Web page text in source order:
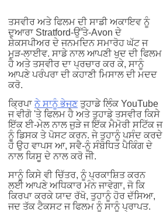
ਤਸਵੀਰ ਅਤੇ ਫਿਲਮ ਦੀ ਸਾਡੀ ਅਕਾਇਵ ਨੂੰ
ਦੁਆਰਾ Stratford-ਉੱਤੇ-Avon ਦੇ
ਸ਼ੇਕਸਪੀਅਰ ਦੇ ਜਨਮਦਿਨ ਸਮਾਰੋਹ ਘੱਟ ਜ
ਮੁੜ-ਲਾਈਵ. ਸਾਡੇ ਨਾਲ ਆਪਣੀ ਖੁਦ ਦੀ ਫਿਲਮ
ਹੈ ਅਤੇ ਤਸਵੀਰ ਦਾ ਪ੍ਰਚਾਰ ਕਰ ਕੇ, ਸਾਨੂੰ
ਆਪਣੇ ਪਰੰਪਰਾ ਦੀ ਕਹਾਣੀ ਮਿਸਾਲ ਦੀ ਮਦਦ
ਕਰੋ.
ਕ੍ਰਿਪਾਨੇ ਸਾਨੂੰ ਭੇਜਣਤੁਹਾਡੇ ਲਿੰਕ YouTube
ਜ ਵੀਗੋ 'ਤੇ ਫਿਲਮ ਹੈ ਅਤੇ ਤੁਹਾਡੇ ਤਸਵੀਰ ਕਿਸੇ
ਇੱਕ ਈ-ਮੇਲ ਨਾਲ ਜੁੜੇ ਜ ਇੱਕ ਮੈਮੋਰੀ ਸਟਿੱਕ ਜ
ਨੂੰ ਡਿਸਕ ਤੇ ਪੋਸਟ ਕਰਨ. ਜੇ ਤੁਹਾਨੂੰ ਪਸੰਦ ਕਰਦੇ
ਹੋ ਉਹ ਵਾਪਸ ਆ, ਸਵੈ-ਨੂੰ ਸੰਬੋਧਿਤ ਪੈਕਿੰਗ ਦੇ
ਨਾਲ ਯਿਸੂ ਦੇ ਨਾਲ ਕਰੋ ਜੀ.
ਸਾਨੂੰ ਕਿਸੇ ਵੀ ਚਿੱਤਰ, ਨੂੰ ਪ੍ਰਕਾਸ਼ਿਤ ਕਰਨ
ਲਈ ਆਪਣੇ ਅਧਿਕਾਰ ਮੰਨ ਜਾਵੇਗਾ, ਜੋ ਕਿ
ਕਿਰਪਾ ਕਰਕੇ ਯਾਦ ਰੱਖੋ, ਤੁਹਾਨੂੰ ਹੋਰ ਦੱਸਿਆ,
ਜਦ ਤੱਕ ਟੈਕਸਟ ਜ ਫਿਲਮ ਨੂੰ ਸਾਨੂੰ ਪ੍ਰਾਪਤ.